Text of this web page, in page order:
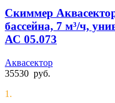
Скиммер
бассейна, 7 м³/ч,
АС 05.073
Аквасектор
35530 руб.
1.